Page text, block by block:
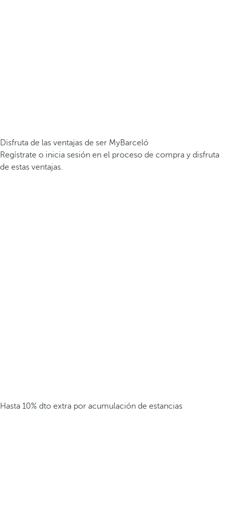
Disfruta de las ventajas de ser MyBarceló
Regístrate o inicia sesión en el proceso de compra y disfruta
de estas ventajas.
Hasta 10% dto extra por acumulación de estancias